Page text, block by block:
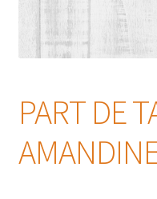
PART DE